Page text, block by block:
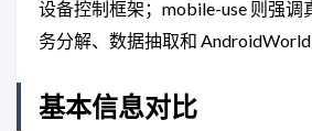
设备控制框架；mobile-use 则强调
务分解、数据抽取和 AndroidWorld
基本信息对比